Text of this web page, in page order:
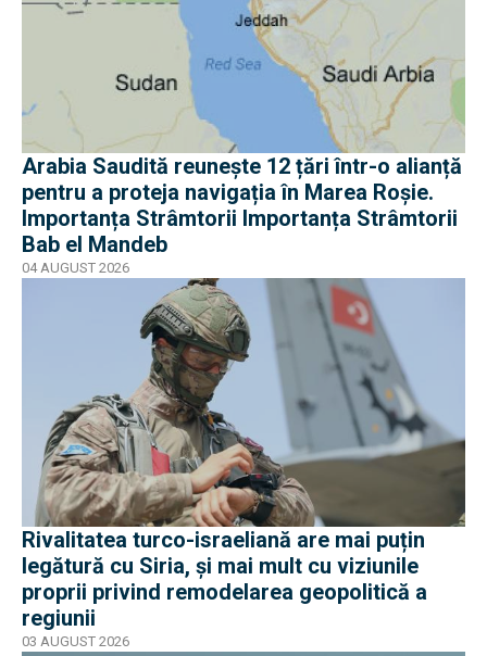
Arabia Saudită reunește 12 țări într-o alianță
pentru a proteja navigația în Marea Roșie.
Importanța Strâmtorii Importanța Strâmtorii
Bab el Mandeb
04 AUGUST 2026
Rivalitatea turco-israeliană are mai puțin
legătură cu Siria, și mai mult cu viziunile
proprii privind remodelarea geopolitică a
regiunii
03 AUGUST 2026